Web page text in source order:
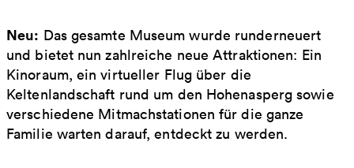
Neu: Das gesamte Museum wurde runderneuert
und bietet nun zahlreiche neue Attraktionen: Ein
Kinoraum, ein virtueller Flug über die
Keltenlandschaft rund um den Hohenasperg sowie
verschiedene Mitmachstationen für die ganze
Familie warten darauf, entdeckt zu werden.